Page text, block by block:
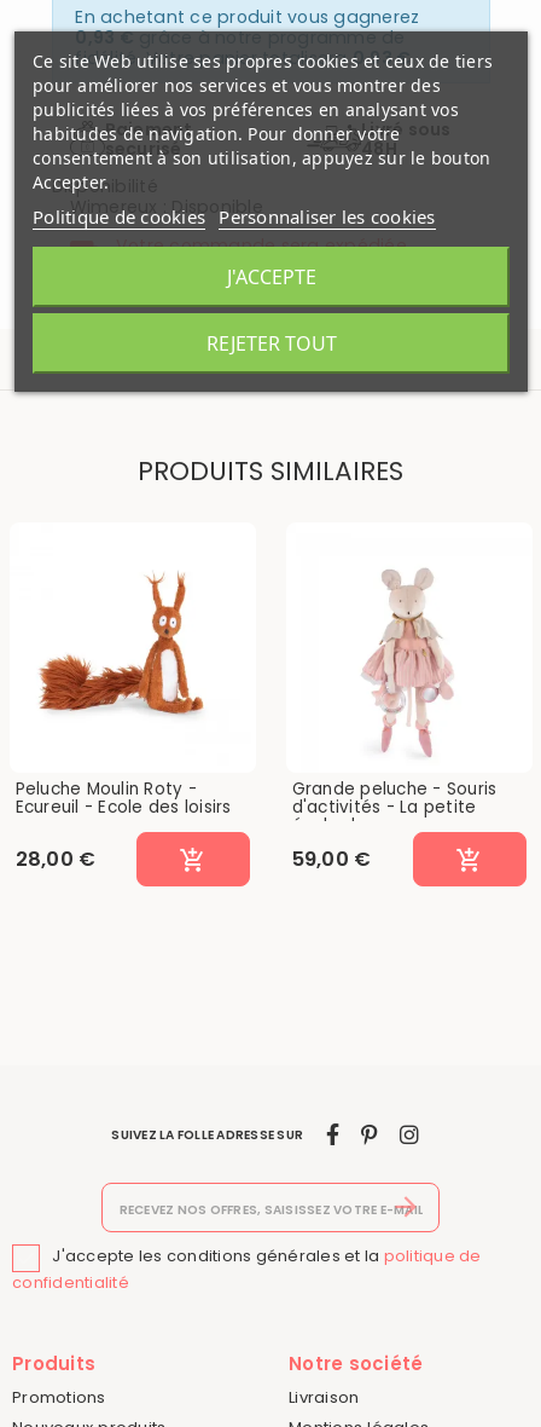
En achetant ce produit vous gagnerez
0,93 €grâce à notre programme de
fidélité. Votre panier totalisera0,93 €.
Paiement
securisé
Livré sous
48H
Disponibilité
Wimereux
Disponible
Votre commande sera expédiée
Mercredi 12 aout
PRODUITS SIMILAIRES
Peluche Moulin Roty -
Ecureuil - Ecole des loisirs
28,00 €
Grande peluche - Souris
d'activités - La petite
école de...
59,00 €
J'accepte les conditions générales et la politique de
confidentialité
SUIVEZ LA FOLLE ADRESSE SUR
Produits
Promotions
Notre société
Livraison
Ce site Web utilise ses propres cookies et ceux de tiers
pour améliorer nos services et vous montrer des
publicités liées à vos préférences en analysant vos
habitudes de navigation. Pour donner votre
consentement à son utilisation, appuyez sur le bouton
Accepter.
Politique de cookies Personnaliser les cookies
REJETER TOUT
J'ACCEPTE